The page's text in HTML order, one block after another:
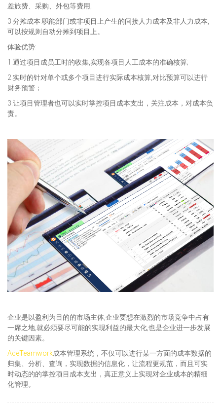
差旅费、采购、外包等费用;
3.分摊成本:职能部门或非项目上产生的间接人力成本及非人力成本,
可以按规则自动分摊到项目上。
体验优势:
1.通过项目成员工时的收集,实现各项目人工成本的准确核算;
2.实时的针对单个或多个项目进行实际成本核算,对比预算可以进行
财务预警；
3.让项目管理者也可以实时掌控项目成本支出，关注成本，对成本负
责。
企业是以盈利为目的的市场主体,企业要想在激烈的市场竞争中占有
一席之地,就必须要尽可能的实现利益的最大化,也是企业进一步发展
的关键因素。
AceTeamwork成本管理系统，不仅可以进行某一方面的成本数据的
归集、分析、查询，实现数据的信息化，让流程更规范，而且可实
时动态的的掌控项目成本支出，真正意义上实现对企业成本的精细
化管理。